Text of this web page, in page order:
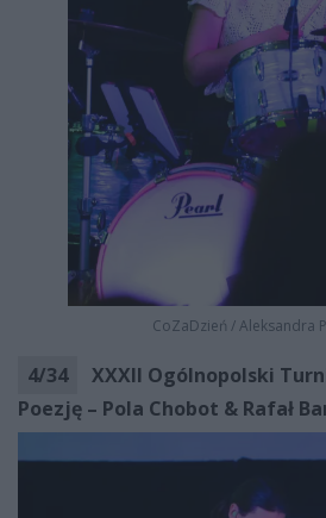
CoZaDzień /Aleksandra
4/34
XXXII Ogólnopolski
Poezję – Pola Chobot & Rafał